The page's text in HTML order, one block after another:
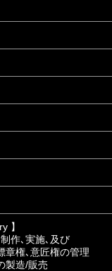
】
作､実施､及び
章権､意匠権の管理
製造/販売